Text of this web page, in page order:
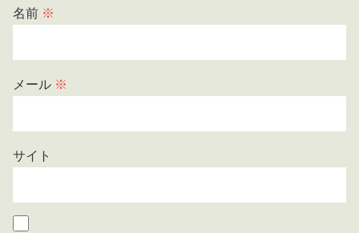
名前 ※
メール ※
サイト